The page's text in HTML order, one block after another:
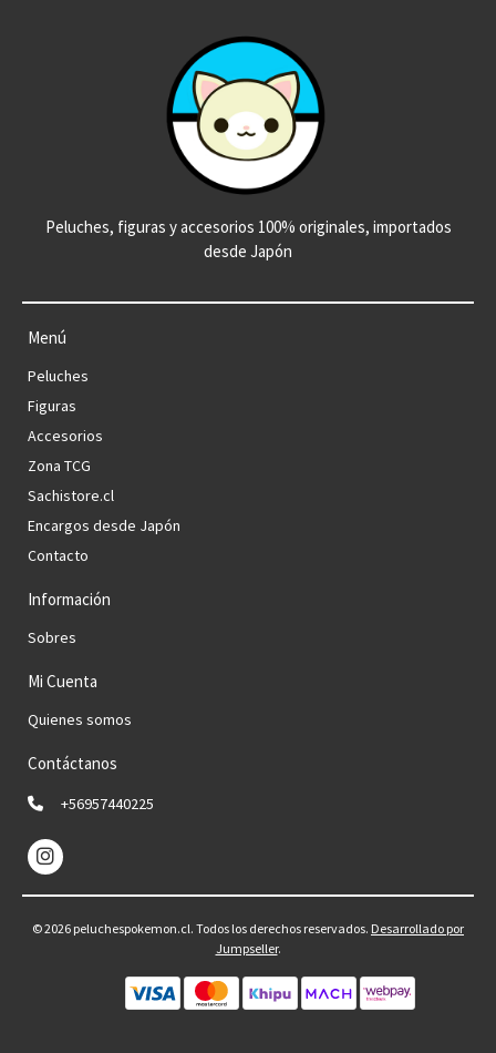
Peluches, figuras y accesorios 100% originales, importados
desde Japón
Menú
Peluches
Figuras
Accesorios
Zona TCG
Sachistore.cl
Encargos desde Japón
Contacto
Información
Sobres
Mi Cuenta
Quienes somos
Contáctanos
+56957440225
© 2026 peluchespokemon.cl. Todos los derechos reservados. Desarrollado por
Jumpseller.